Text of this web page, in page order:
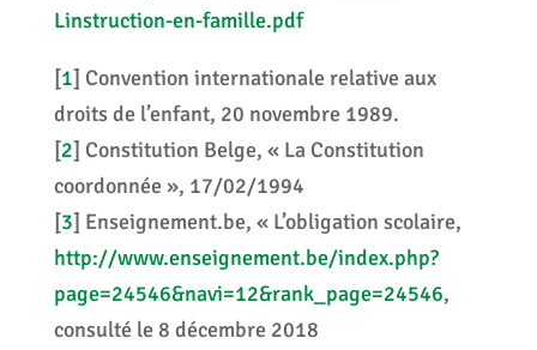
Linstruction-en-famille.pdf
[1] Convention internationale relative aux
droits de l’enfant, 20 novembre 1989.
[2] Constitution Belge, « La Constitution
coordonnée », 17/02/1994
[3] Enseignement.be, « L’obligation scolaire,
http://www.enseignement.be/index.php?
page=24546&navi=12&rank_page=24546,
consulté le 8 décembre 2018